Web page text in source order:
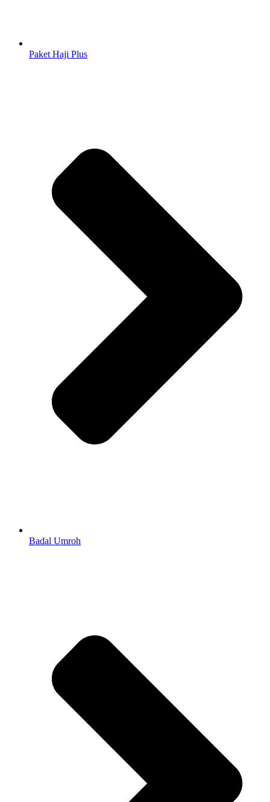
Paket Haji Plus
Badal Umroh